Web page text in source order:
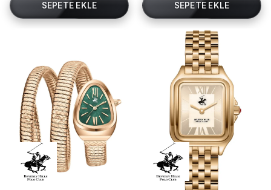
SEPETE EKLE SEPETE EKLE